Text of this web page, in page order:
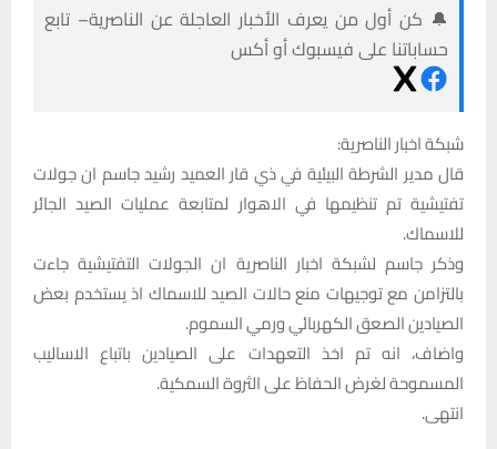
🔔 كن أول من يعرف الأخبار العاجلة عن الناصرية– تابع
حساباتنا على فيسبوك أو أكس
شبكة اخبار الناصرية:
قال مدير الشرطة البيئية في ذي قار العميد رشيد جاسم ان جولات
تفتيشية تم تنظيمها في الاهوار لمتابعة عمليات الصيد الجائر
للاسماك.
وذكر جاسم لشبكة اخبار الناصرية ان الجولات التفتيشية جاءت
بالتزامن مع توجيهات منع حالات الصيد للاسماك اذ يستخدم بعض
الصيادين الصعق الكهربائي ورمي السموم.
واضاف، انه تم اخذ التعهدات على الصيادين باتباع الاساليب
المسموحة لغرض الحفاظ على الثروة السمكية.
انتهى.